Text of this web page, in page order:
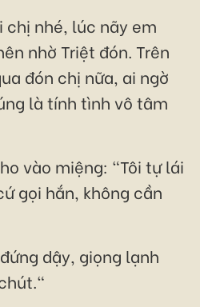
nhé, lúc nãy em
nhờ Triệt đón. Trên
đón chị nữa, ai ngờ
là tính tình vô tâm
vào miệng: "Tôi tự lái
gọi hắn, không cần
dậy, giọng lạnh